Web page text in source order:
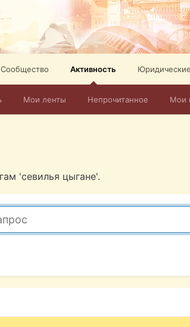
Сообщество Активность
Мои ленты Непрочитанное Мои
'севилья цыгане'.